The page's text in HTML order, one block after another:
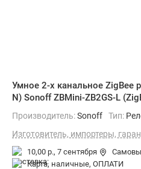
Умное 2-х канальное ZigBee
N) Sonoff ZBMini-ZB2GS-L
Производитель:Sonoff Тип:
Изготовитель, импортеры,
10,00 р., 7 сентября
карта, наличные, ОПЛАТИ